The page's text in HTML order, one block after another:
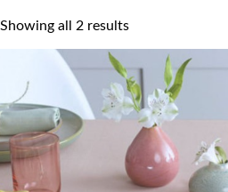
Showing all 2 results